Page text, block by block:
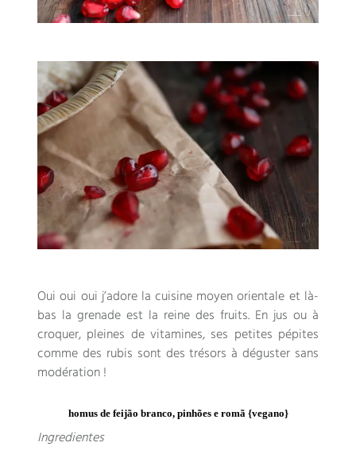
Oui oui oui j’adore la cuisine moyen orientale et là-
bas la grenade est la reine des fruits. En jus ou à
croquer, pleines de vitamines, ses petites pépites
comme des rubis sont des trésors à déguster sans
modération!
homus de feijão branco, pinhões e romã {vegano}
Ingredientes